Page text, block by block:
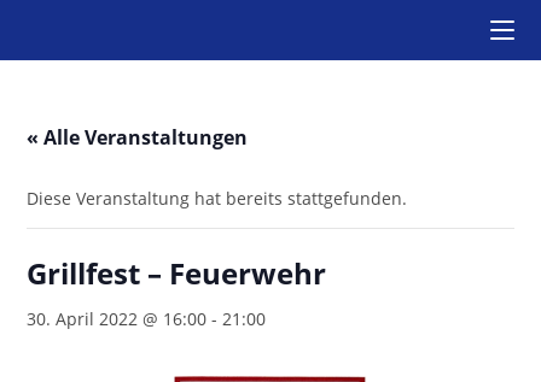
« Alle Veranstaltungen
Diese Veranstaltung hat bereits stattgefunden.
Grillfest – Feuerwehr
30. April 2022 @ 16:00 -21:00